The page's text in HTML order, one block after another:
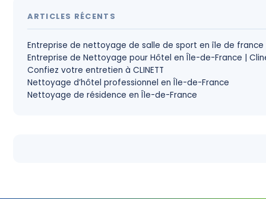
ARTICLES RÉCENTS
Entreprise de nettoyage de salle de sport en île de france
Entreprise de Nettoyage pour Hôtel en Île-de-France |
Confiez votre entretien à CLINETT
Nettoyage d’hôtel professionnel en Île-de-France
Nettoyage de résidence en Île-de-France